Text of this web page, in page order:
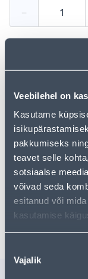
Veebilehel on
Kasutame
pakkumiseks
teavet selle
sotsiaalse
võivad seda
esitanud või
kasutamise
valik
Vajalik
−
• Kardinasiin D,
• Pikkus 250 cm.
• Värv: valge.
• 14-päevane
Poest kätte,
Eeldatav